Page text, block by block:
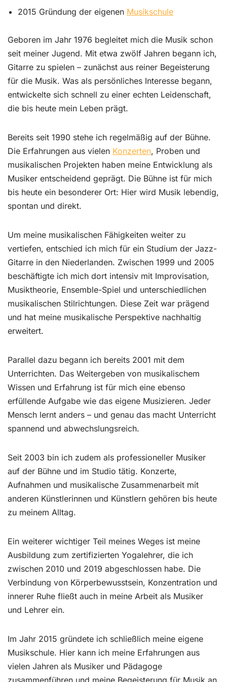
2015 Gründung der eigenen Musikschule
Geboren im Jahr 1976 begleitet mich die Musik schon
seit meiner Jugend. Mit etwa zwölf Jahren begann ich,
Gitarre zu spielen – zunächst aus reiner Begeisterung
für die Musik. Was als persönliches Interesse begann,
entwickelte sich schnell zu einer echten Leidenschaft,
die bis heute mein Leben prägt.
Bereits seit 1990 stehe ich regelmäßig auf der Bühne.
Die Erfahrungen aus vielen Konzerten, Proben und
musikalischen Projekten haben meine Entwicklung als
Musiker entscheidend geprägt. Die Bühne ist für mich
bis heute ein besonderer Ort: Hier wird Musik lebendig,
spontan und direkt.
Um meine musikalischen Fähigkeiten weiter zu
vertiefen, entschied ich mich für ein Studium der Jazz-
Gitarre in den Niederlanden. Zwischen 1999 und 2005
beschäftigte ich mich dort intensiv mit Improvisation,
Musiktheorie, Ensemble-Spiel und unterschiedlichen
musikalischen Stilrichtungen. Diese Zeit war prägend
und hat meine musikalische Perspektive nachhaltig
erweitert.
Parallel dazu begann ich bereits 2001 mit dem
Unterrichten. Das Weitergeben von musikalischem
Wissen und Erfahrung ist für mich eine ebenso
erfüllende Aufgabe wie das eigene Musizieren. Jeder
Mensch lernt anders – und genau das macht Unterricht
spannend und abwechslungsreich.
Seit 2003 bin ich zudem als professioneller Musiker
auf der Bühne und im Studio tätig. Konzerte,
Aufnahmen und musikalische Zusammenarbeit mit
anderen Künstlerinnen und Künstlern gehören bis heute
zu meinem Alltag.
Ein weiterer wichtiger Teil meines Weges ist meine
Ausbildung zum zertifizierten Yogalehrer, die ich
zwischen 2010 und 2019 abgeschlossen habe. Die
Verbindung von Körperbewusstsein, Konzentration und
innerer Ruhe fließt auch in meine Arbeit als Musiker
und Lehrer ein.
Im Jahr 2015 gründete ich schließlich meine eigene
Musikschule. Hier kann ich meine Erfahrungen aus
vielen Jahren als Musiker und Pädagoge
zusammenführen und meine Begeisterung für Musik an